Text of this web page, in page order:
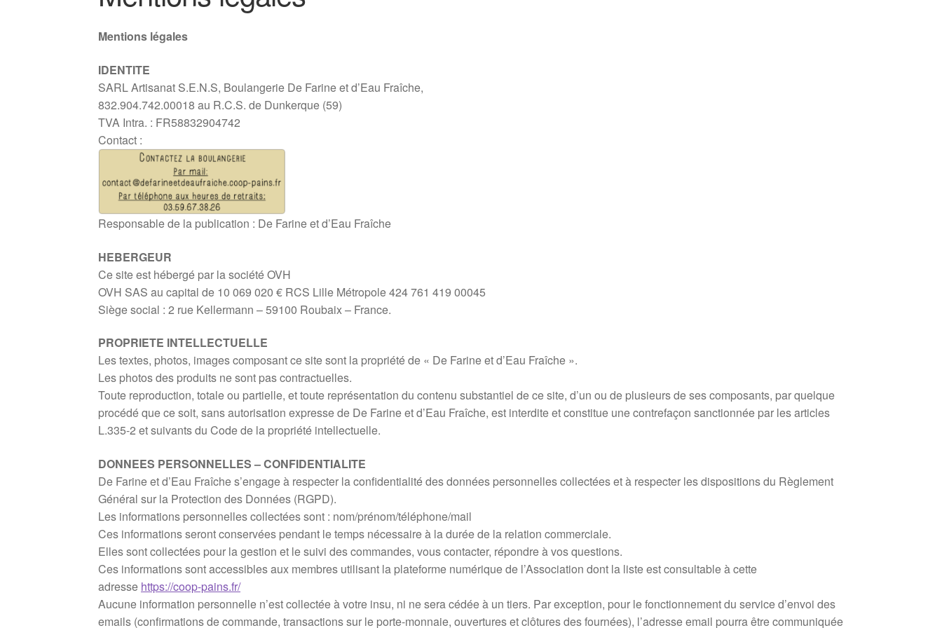
Mentions légales
IDENTITE
SARL Artisanat S.E.N.S, Boulangerie De Farine et d’Eau Fraîche,
832.904.742.00018 au R.C.S. de Dunkerque (59)
TVA Intra. : FR58832904742
Contact :
Responsable de la publication : De Farine et d’Eau Fraîche
HEBERGEUR
Ce site est hébergé par la société OVH
OVH SAS au capital de 10 069 020 € RCS Lille Métropole 424 761 419 00045
Siège social : 2 rue Kellermann – 59100 Roubaix – France.
PROPRIETE INTELLECTUELLE
Les textes, photos, images composant ce site sont la propriété de « De Farine et d’Eau Fraîche ».
Les photos des produits ne sont pas contractuelles.
Toute reproduction, totale ou partielle, et toute représentation du contenu substantiel de ce site, d’un ou de plusieurs de ses composants, par quelque
procédé que ce soit, sans autorisation expresse de De Farine et d’Eau Fraîche, est interdite et constitue une contrefaçon sanctionnée par les articles
L.335-2 et suivants du Code de la propriété intellectuelle.
DONNEES PERSONNELLES – CONFIDENTIALITE
De Farine et d’Eau Fraîche s’engage à respecter la confidentialité des données personnelles collectées et à respecter les dispositions du Règlement
Général sur la Protection des Données (RGPD).
Les informations personnelles collectées sont : nom/prénom/téléphone/mail
Ces informations seront conservées pendant le temps nécessaire à la durée de la relation commerciale.
Elles sont collectées pour la gestion et le suivi des commandes, vous contacter, répondre à vos questions.
Ces informations sont accessibles aux membres utilisant la plateforme numérique de l’Association dont la liste est consultable à cette
adresse https://coop-pains.fr/
Aucune information personnelle n’est collectée à votre insu, ni ne sera cédée à un tiers. Par exception, pour le fonctionnement du service d’envoi des
emails (confirmations de commande, transactions sur le porte-monnaie, ouvertures et clôtures des fournées), l’adresse email pourra être communiquée